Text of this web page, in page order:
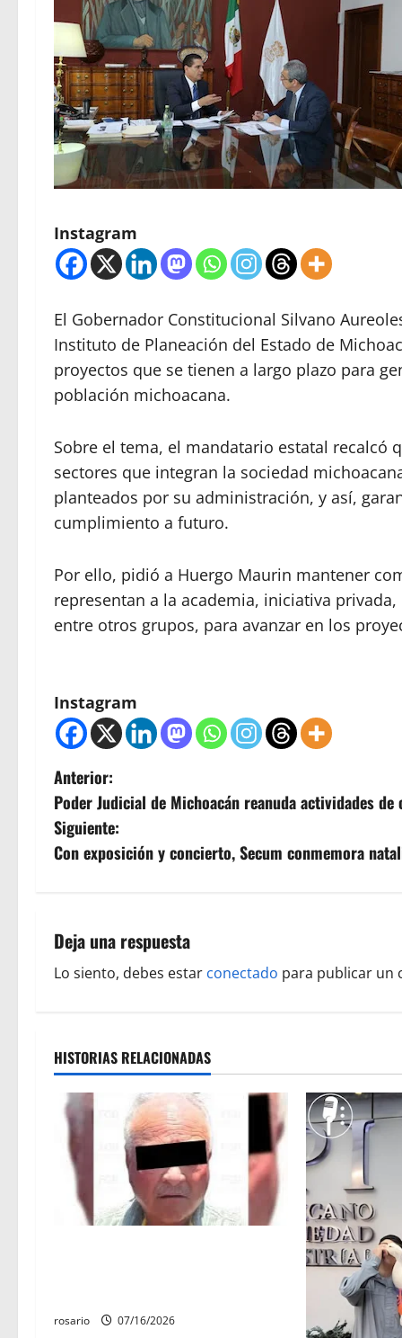
Instagram
El Gobernador Constitucional Silvano
Instituto de Planeación del Estado de
proyectos que se tienen a largo plazo para
población michoacana.
Sobre el tema, el mandatario estatal recalcó
sectores que integran la sociedad
planteados por su administración, y así,
cumplimiento a futuro.
Por ello, pidió a Huergo Maurin mantener
representan a la academia, iniciativa
entre otros grupos, para avanzar en los
Instagram
N
a
v
g
a
i
ó
n
t
Anterior:
Poder Judicial de Michoacán reanuda actividades
Siguiente:
Con exposición y concierto, Secum conmemora
Deja una respuesta
Lo siento, debes estar conectado para publicar un
HISTORIAS RELACIONADAS
rosario 07/16/2026